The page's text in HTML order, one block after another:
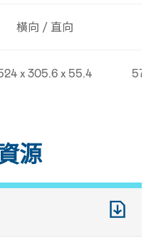
橫向 / 直向
x 305.6 x 55.4
源